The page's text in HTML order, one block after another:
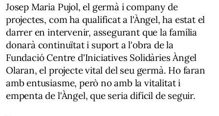
Josep Maria Pujol, el germà i company de
projectes, com ha qualificat a l'Àngel, ha estat el
darrer en intervenir, assegurant que la família
donarà continuïtat i suport a l'obra de la
Fundació Centre d'Iniciatives Solidàries Àngel
Olaran, el projecte vital del seu germà. Ho faran
amb entusiasme, però no amb la vitalitat i
empenta de l'Àngel, que seria difícil de seguir.